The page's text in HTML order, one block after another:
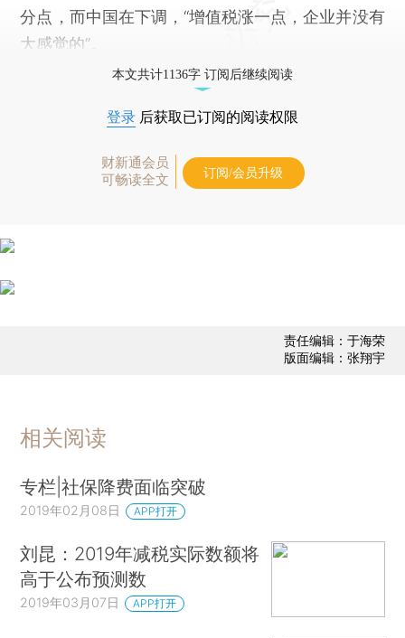
分点，而中国在下调，“增值税涨一点，企业并没有
大感觉的”。
本文共计1136字 订阅后继续阅读
登录 后获取已订阅的阅读权限
财新通会员
可畅读全文
订阅/会员升级
责任编辑：于海荣
版面编辑：张翔宇
相关阅读
专栏|社保降费面临突破
2019年02月08日 APP打开
刘昆：2019年减税实际数额将
高于公布预测数
2019年03月07日 APP打开